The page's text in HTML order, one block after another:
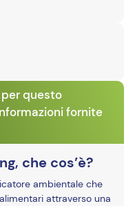
per questo
fornite
che cos’è?
ambientale che
attraverso una